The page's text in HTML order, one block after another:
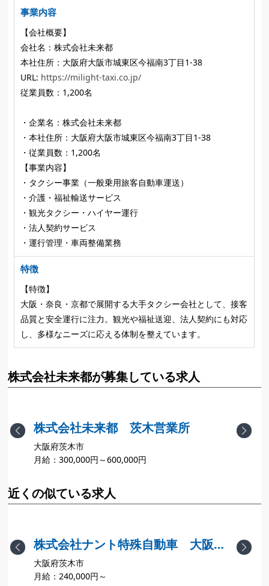
事業内容
【会社概要】
会社名：株式会社未来都
本社住所：大阪府大阪市城東区今福南3丁目1-38
URL: https://milight-taxi.co.jp/
従業員数：1,200名
・企業名：株式会社未来都
・本社住所：大阪府大阪市城東区今福南3丁目1-38
・従業員数：1,200名
【事業内容】
・タクシー事業（一般乗用旅客自動車運送）
・介護・福祉輸送サービス
・観光タクシー・ハイヤー運行
・法人契約サービス
・運行管理・車両整備業務
特徴
【特徴】
大阪・奈良・京都で展開する大手タクシー会社として、接客
品質と安全運行に注力。観光や福祉送迎、法人契約にも対応
し、多様なニーズに応える体制を整えています。
株式会社未来都が募集している求人
Previous
株式会社未来都 茨木営業所
大阪府茨木市
月給：300,000円～600,000円
Next
近くの似ている求人
Previous
株式会社ナント特殊自動車 大阪支
店
大阪府茨木市
月給：240,000円～
Next